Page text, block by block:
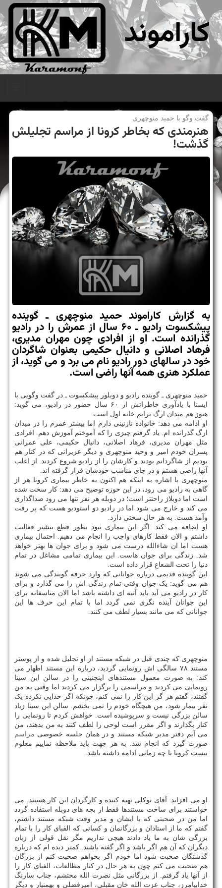
کاراموند
گفت وگو با حمید منوچهری
هنرمندی كه بخاطر كرونا از مراسم تجلیلش
گذشت!
به گزارش كاراموند حمید منوچهری ـ گوینده
پیشكسوت رادیو ـ ۶۰ سال از عمرش را در رادیو
گذرانده است. او از افرادی چون مهران مدیری،
فرهاد اصلانی و دانیال حكیمی بعنوان شاگردان
خود در سالهای دور رادیو نام می برد و می گوید، از
عملكرد هنری همه آنها راضی است.
حمید منوچهری ـ گوینده رادیو و دوبلور پیشکسوت ـ در گفت وگویی با
ایسنا با یادآوری خاطراتش از ۶۰ سال حضور در رادیو، می گوید:
هنوز هم میدان ارگ برایم خانه اول است.
او ادامه می دهد: خانواده نازنینی دارم اما بیشتر عمرم را در میدان
ارگ گذرانده ام. یاد گرفتم چیزی را که آموختم آموزش دهم. افرادی
مثل مهران مدیری، فرهاد اصلانی، دانیال حکیمی، علی عمرانی
پسران خودم امیر و وحید منوچهری و دیگر عزیرانی که در کنار هم
بودیم از شاگردانم بودند و کارشان را از رادیو شروع کردند. از اغلب
آنها راضی هستم و در جای مناسب خودشان قرار گرفته اند.
منوچهری با اشاره به اینکه هم اکنون به خاطر بیماری کرونا هر از
گاهی به رادیو می رود، در این حوزه توضیح می دهد: کار سخت شده
است اما دوبلاژ راحتتر است؛ در دوبله هر نفر تنها می رود صداگذاری
می کند و خارج می شود اما در رادیو دو استودیو هست که پر رفت
وآمد هست. به هر حال سختی دارد.
او اضافه می کند: اگر این بیماری نبود بطور قطع بیشتر فعالیت
داشتم و الان فقط کارهای واجب را انجام می دهیم. احتمال بیماری
هست اما ان شاءالله درست می شود و برای جوان ها بهتر خواهد
شد. زندگی برای جوان هاست. این بیماری تمامی مشاغل در تمام
دنیا را تحت الشعاع قرار داده است.
این گوینده قدیمی درباره جوانانی که وارد حرفه گویندگی می شوند
هم می گوید: یک جوان وقتی تمام زندگی اش را می گذارد و برای
کار در رادیو می آید باید آتیه ای داشته باشد اما الان متاسفانه برای
این جوانان آینده نگری نمی گردد اما با تمام این حرف ها این
جوانانی که می مانند بسیار لطف می کنند.
منوچهری که چندی قبل در شبکه مستند از او تجلیل شده و از پوستر
مستند ۷۸ سالگی اش رونمایی گردید، درباره این مستند اظهار می
کند: به صورت معمول مستندهای اینچنینی را در سالن ابن سینا
رونمایی می کردند و مراسمی را برگزار می کردند اما وقتی به من
گفتند، گفتم هر گز این کار را نمی کنم، چونکه اگر خدایی نکرده یک
نفر بیمار شود، من هیچگاه خودم را نمی بخشم. سالن ابن سینا زیاد
سالن بزرگی نیست و سرپوشیده است. خواهش کردم تا رونمایی را
کنار بگذارند و اگر مقرر است لوحی را لطف کنند به من بدهند، من
می آیم دفتر مدیر شبکه مستند و در همان جلسه خصوصی مراسم
صورت گیرد که انجام شد. به هر جهت باید ملاحظه نماییم معلوم
نیست کرونا تا چه زمانی ادامه داشته باشد.
او می افزاید: آقای توکلی تهیه کننده و کارگردان این کار هستند. می
خواستند برای ساخت مستندها فقط از بچه های دوبله استفاده گردد
اما من در صحبتی که با ایشان و مدیر وقت شبکه مستند داشتم،
گفتم که ما از استادان و بزرگانمان و کسانی که الفبای کار را با تمام
بزرگی شان به ما یاد دادند هیچی نداریم مگر نقل قولی از زبان
دیگران که آن هم اگر باشد و اگر گفته باشند. کمتر دیده ام که درباره
گذشتگان صحبت شود اما خودم اگر بخواهم صحبت کنم از بزرگان
هم صحبت می کنم چون به هر حال در کنار مطالعات، الفبای کار را
از آنها یاد گرفتم. از بزرگانی مثل نصرت الله محتشم، جناب سارنگ
خدابیامرز، جناب عزت الله خان مقبلی، امیرفضلی و بهمنیار و دیگر